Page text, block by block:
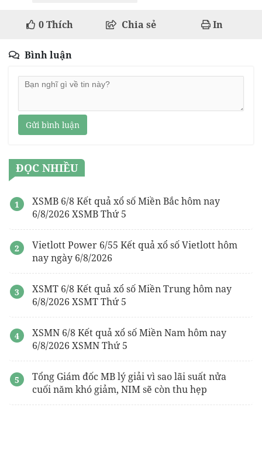
0Thích Chia sẻ In
Bình luận
Gửi bình luận
ĐỌC NHIỀU
XSMB 6/8 Kết quả xổ số Miền Bắc hôm nay
6/8/2026 XSMB Thứ 5
Vietlott Power 6/55 Kết quả xổ số Vietlott hôm
nay ngày 6/8/2026
XSMT 6/8 Kết quả xổ số Miền Trung hôm nay
6/8/2026 XSMT Thứ 5
XSMN 6/8 Kết quả xổ số Miền Nam hôm nay
6/8/2026 XSMN Thứ 5
Tổng Giám đốc MB lý giải vì sao lãi suất nửa
cuối năm khó giảm, NIM sẽ còn thu hẹp